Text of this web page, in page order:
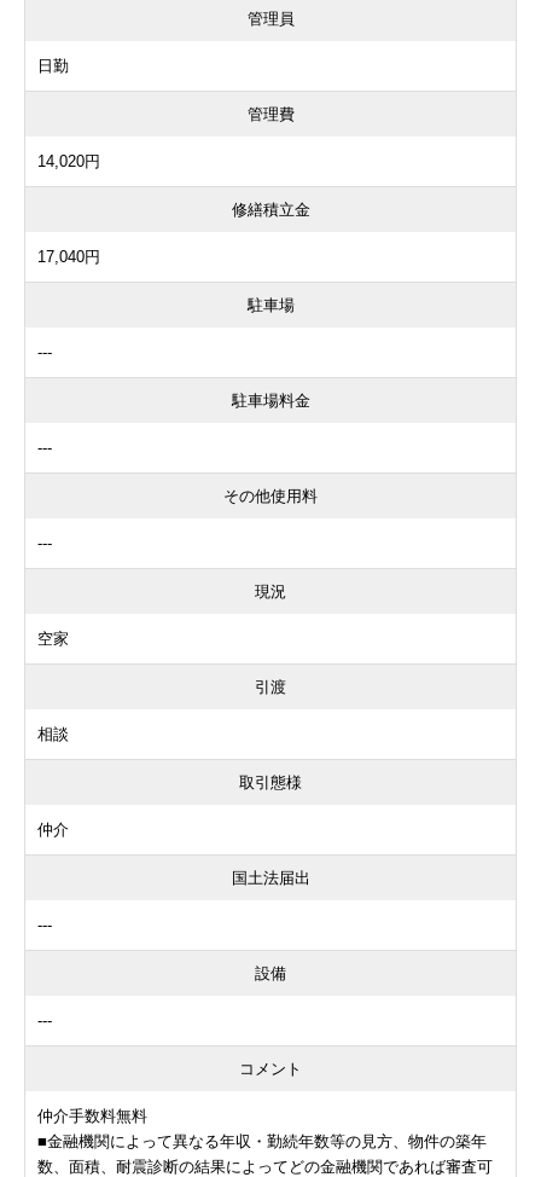
管理員
日勤
管理費
14,020円
修繕積立金
17,040円
駐車場
---
駐車場料金
---
その他使用料
---
現況
空家
引渡
相談
取引態様
仲介
国土法届出
---
設備
---
コメント
仲介手数料無料
■金融機関によって異なる年収・勤続年数等の見方、物件の築年
数、面積、耐震診断の結果によってどの金融機関であれば審査可